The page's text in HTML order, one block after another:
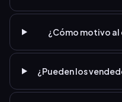
¿Cómo motivo
¿Pueden los